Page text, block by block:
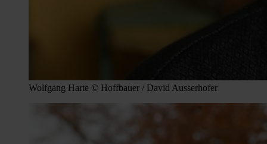
Wolfgang Harte © Hoffbauer / David Ausserhofer